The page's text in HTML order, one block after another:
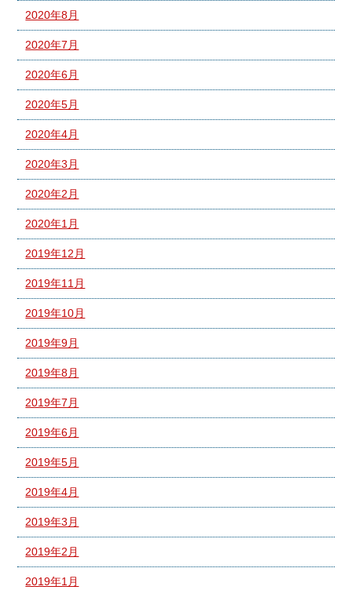
2020年8月
2020年7月
2020年6月
2020年5月
2020年4月
2020年3月
2020年2月
2020年1月
2019年12月
2019年11月
2019年10月
2019年9月
2019年8月
2019年7月
2019年6月
2019年5月
2019年4月
2019年3月
2019年2月
2019年1月